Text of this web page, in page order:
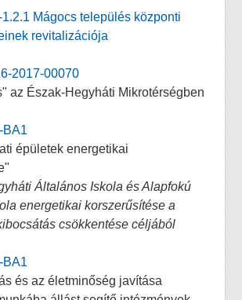
Mágocs település központi
revitalizációja
2017-00070
az Észak-Hegyháti Mikrotérségben
BA1
épületek energetikai
Általános Iskola és Alapfokú
energetikai korszerűsítése a
csökkentése céljából
BA1
és az életminőség javítása